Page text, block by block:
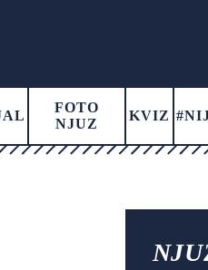
FOTO
NJUZ
KVIZ